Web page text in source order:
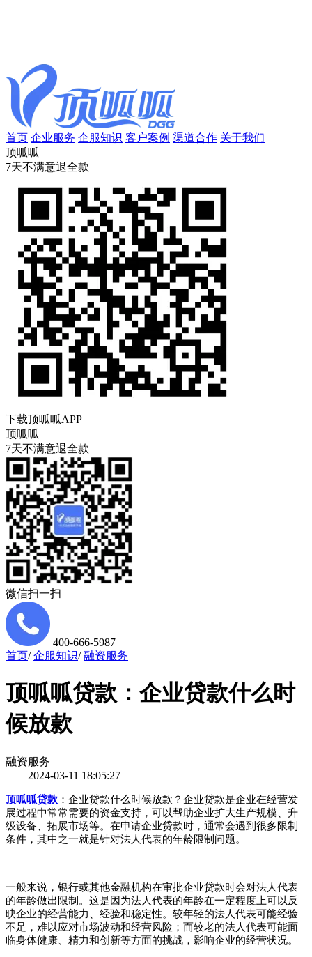
首页 企业服务 企服知识 客户案例 渠道合作 关于我们
顶呱呱
7天不满意退全款
下载顶呱呱APP
顶呱呱
7天不满意退全款
微信扫一扫
400-666-5987
首页/企服知识/融资服务
顶呱呱贷款：企业贷款什么时
候放款
融资服务
2024-03-11 18:05:27
顶呱呱贷款 ： 企业贷款什么时候放款 ？ 企业贷款是企业在经营发
展过程中常常需要的资金支持，可以帮助企业扩大生产规模、升
级设备、拓展市场等。在申请企业贷款时，通常会遇到很多限制
条件，其中之一就是针对法人代表的年龄限制问题。
一般来说，银行或其他金融机构在审批企业贷款时会对法人代表
的年龄做出限制。这是因为法人代表的年龄在一定程度上可以反
映企业的经营能力、经验和稳定性。较年轻的法人代表可能经验
不足，难以应对市场波动和经营风险；而较老的法人代表可能面
临身体健康、精力和创新等方面的挑战，影响企业的经营状况。